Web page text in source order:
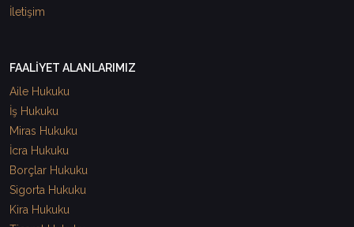
İletişim
FAALİYET ALANLARIMIZ
Aile Hukuku
İş Hukuku
Miras Hukuku
İcra Hukuku
Borçlar Hukuku
Sigorta Hukuku
Kira Hukuku